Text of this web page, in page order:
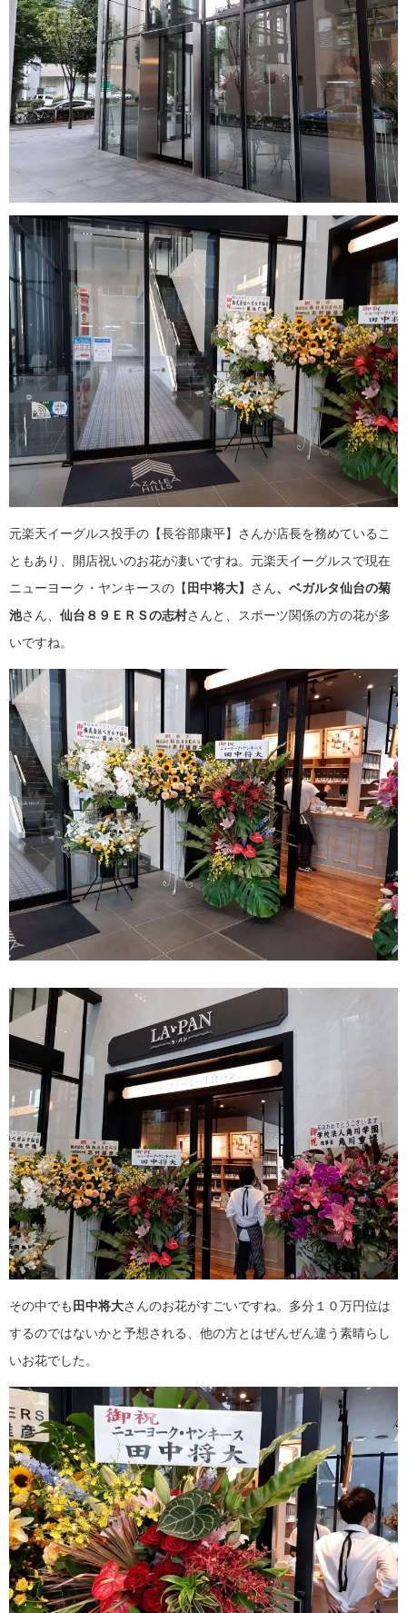
元楽天イーグルス投手の【長谷部 康平】さんが店長を務めているこ
ともあり、開店祝いのお花が凄いですね。元楽天イーグルスで現在
ニューヨーク・ヤンキースの【 田中将大】 さん 、ベガルタ仙台の菊
池さん、 仙台８９ＥＲＳの志村さんと、スポーツ関係の方の花が多
いですね。
その中でも 田中将大さんのお花がすごいですね。多分１０万円位は
するのではないかと予想される、他の方とはぜんぜん違う素晴らし
いお花でした。